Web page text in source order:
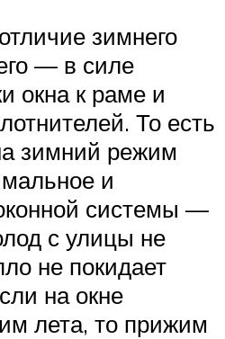
зимнего
— в силе
окна к раме и
То есть
зимний режим
и
системы —
с улицы не
не покидает
на окне
лета, то прижим